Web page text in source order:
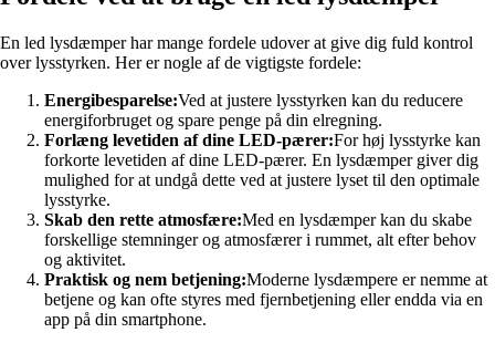
En led lysdæmper har mange fordele udover at give dig fuld kontrol
over lysstyrken. Her er nogle af de vigtigste fordele:
Energibesparelse:Ved at justere lysstyrken kan du reducere
energiforbruget og spare penge på din elregning.
Forlæng levetiden af dine LED-pærer:For høj lysstyrke kan
forkorte levetiden af dine LED-pærer. En lysdæmper giver dig
mulighed for at undgå dette ved at justere lyset til den optimale
lysstyrke.
Skab den rette atmosfære:Med en lysdæmper kan du skabe
forskellige stemninger og atmosfærer i rummet, alt efter behov
og aktivitet.
Praktisk og nem betjening:Moderne lysdæmpere er nemme at
betjene og kan ofte styres med fjernbetjening eller endda via en
app på din smartphone.